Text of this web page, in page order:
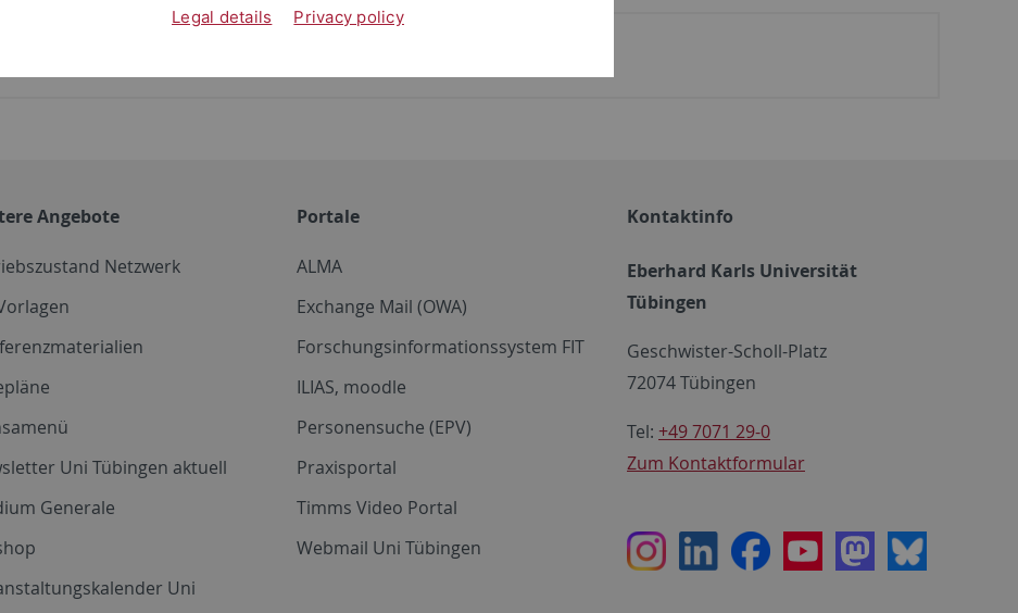
Angebote
Netzwerk
Uni Tübingen aktuell
Generale
Uni
Portale
ALMA
Exchange Mail (OWA)
Forschungsinformationssystem FIT
ILIAS, moodle
Personensuche (EPV)
Praxisportal
Timms Video Portal
Webmail Uni Tübingen
Kontaktinfo
Eberhard Karls Universität
Tübingen
Geschwister-Scholl-Platz
72074 Tübingen
Tel: +49 7071 29-0
Zum Kontaktformular
InstagramLinkedInFacebookYoutubeMastodon
Bluesky
Legal details Privacy policy